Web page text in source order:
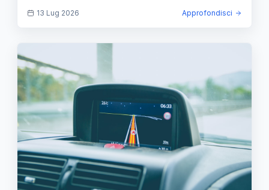
13 Lug 2026 Approfondisci